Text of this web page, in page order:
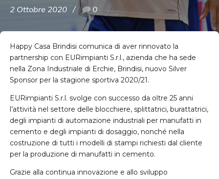
2 Ottobre 2020 0
Happy Casa Brindisi comunica di aver rinnovato la
partnership con EURimpianti S.r.l., azienda che ha sede
nella Zona Industriale di Erchie, Brindisi, nuovo Silver
Sponsor per la stagione sportiva 2020/21.
EURimpianti S.r.l. svolge con successo da oltre 25 anni
l’attività nel settore delle blocchiere, splittatrici, burattatrici,
degli impianti di automazione industriali per manufatti in
cemento e degli impianti di dosaggio, nonché nella
costruzione di tutti i modelli di stampi richiesti dal cliente
per la produzione di manufatti in cemento.
Grazie alla continua innovazione e allo sviluppo